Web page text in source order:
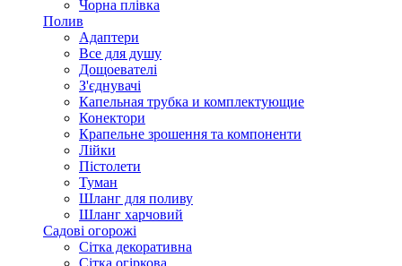
Чорна плівка
Полив
Адаптери
Все для душу
Дощоевателі
З'єднувачі
Капельная трубка и комплектующие
Конектори
Крапельне зрошення та компоненти
Лійки
Пістолети
Туман
Шланг для поливу
Шланг харчовий
Садові огорожі
Сітка декоративна
Сітка огіркова